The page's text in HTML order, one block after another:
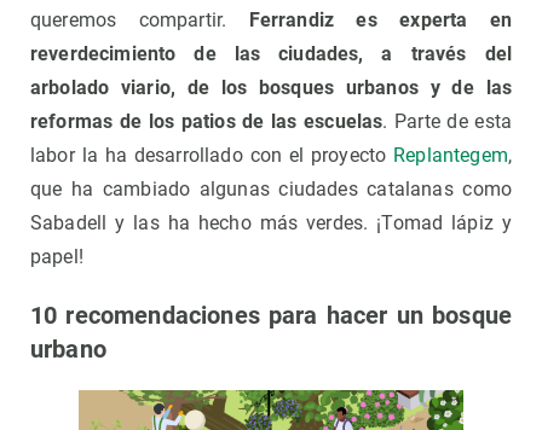
queremos compartir. Ferrandiz es experta en
reverdecimiento de las ciudades, a través del
arbolado viario, de los bosques urbanos y de las
reformas de los patios de las escuelas. Parte de esta
labor la ha desarrollado con el proyecto Replantegem,
que ha cambiado algunas ciudades catalanas como
Sabadell y las ha hecho más verdes. ¡Tomad lápiz y
papel!
10 recomendaciones para hacer un bosque
urbano